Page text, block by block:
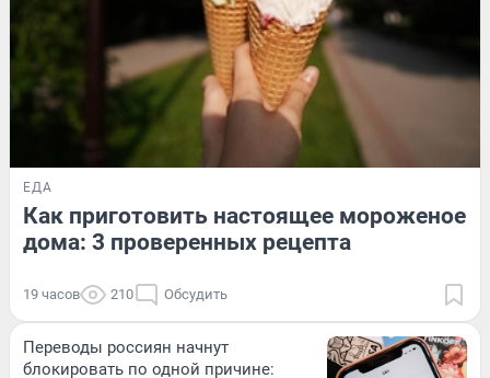
ЕДА
Как приготовить настоящее мороженое
дома: 3 проверенных рецепта
19 часов 210 Обсудить
Переводы россиян начнут
блокировать по одной причине: